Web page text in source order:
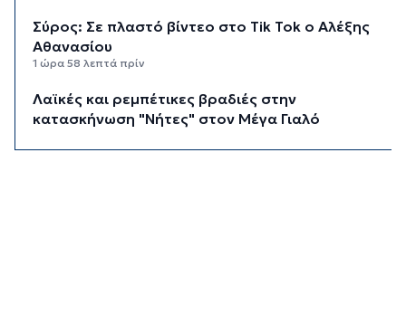
Σύρος: Σε πλαστό βίντεο στο Tik Tok ο Αλέξης
Αθανασίου
1 ώρα 58 λεπτά πρίν
Λαϊκές και ρεμπέτικες βραδιές στην
κατασκήνωση "Νήτες" στον Μέγα Γιαλό